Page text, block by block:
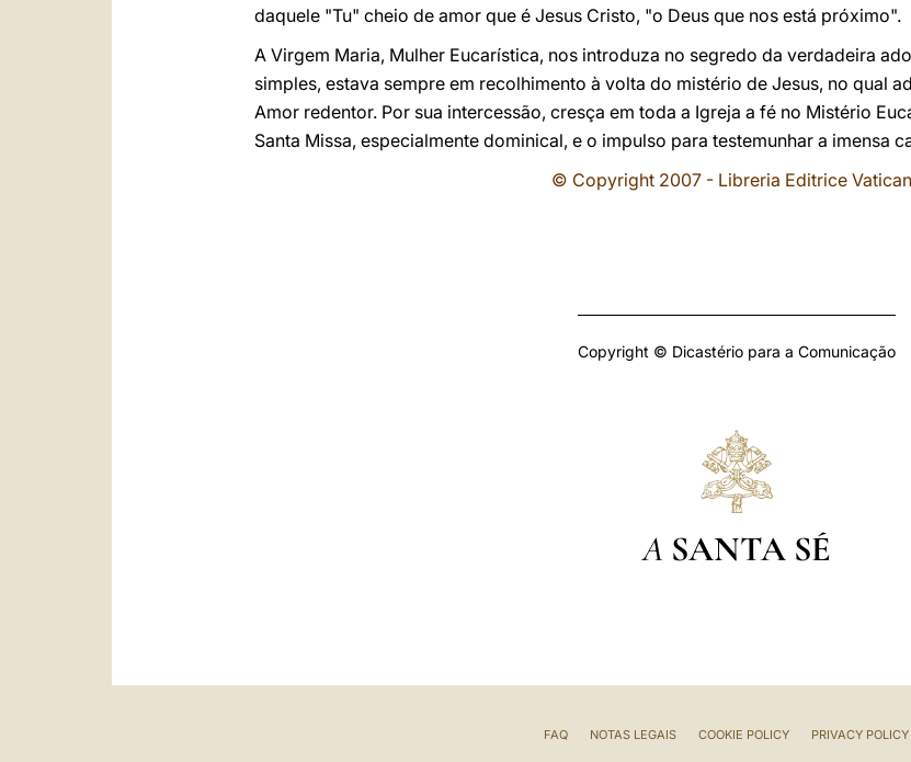
daquele "Tu" cheio de amor que é Jesus Cristo, "o Deus que nos está próximo".
A Virgem Maria, Mulher Eucarística, nos introduza no segredo da verdadeira
simples, estava sempre em recolhimento à volta do mistério de Jesus, no qual
Amor redentor. Por sua intercessão, cresça em toda a Igreja a fé no Mistério
Santa Missa, especialmente dominical, e o impulso para testemunhar a imensa
© Copyright 2007 - Libreria Editrice
Copyright © Dicastério para a Comunicação
A SANTA SÉ
FAQ NOTAS LEGAIS COOKIE POLICY PRIVACY POLICY